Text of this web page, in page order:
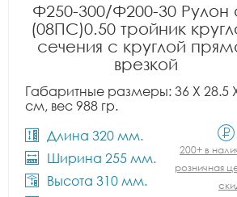
Ф250-300/Ф200-30 Рулон
(08ПС)0.50 тройник
сечения с круглой
врезкой
Габаритные размеры: 36 X 28.5
см, вес 988 гр.
Длина 320 мм.
Ширина 255 мм.
Высота 310 мм.
200+ в
розничная